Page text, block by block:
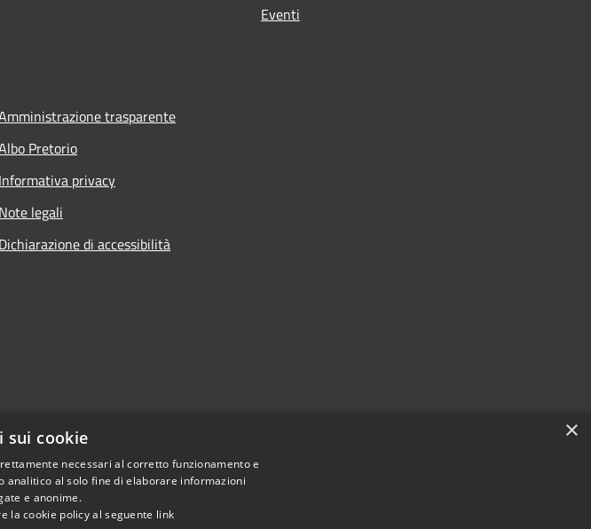
Eventi
trasparente
Pretorio
Informativa privacy
Note legali
Dichiarazione di accessibilità
×
sui cookie
necessari al corretto funzionamento e
analitico al solo fine di elaborare informazioni
e anonime.
la cookie policy al seguente link